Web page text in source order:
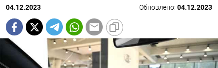
04.12.2023 Обновлено: 04.12.2023